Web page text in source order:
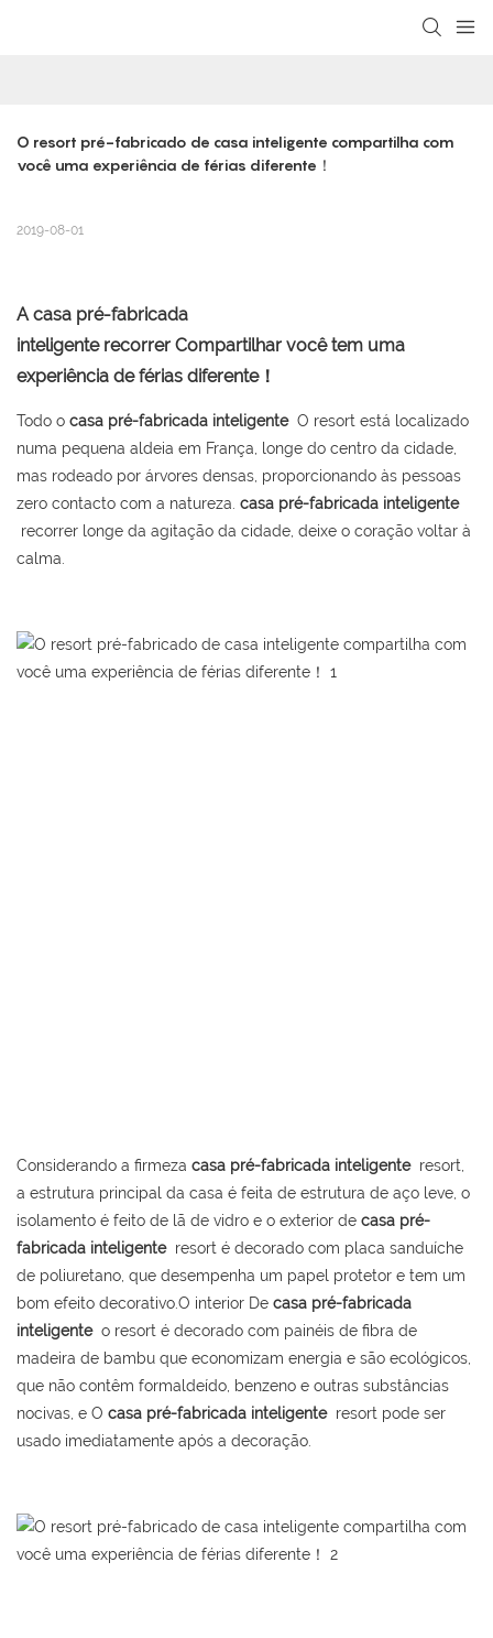
O resort pré-fabricado de casa inteligente compartilha com
você uma experiência de férias diferente！
2019-08-01
A casa pré-fabricada
inteligente recorrer Compartilhar você tem uma
experiência de férias diferente！
Todo o casa pré-fabricada inteligente O resort está localizado
numa pequena aldeia em França, longe do centro da cidade,
mas rodeado por árvores densas, proporcionando às pessoas
zero contacto com a natureza. casa pré-fabricada inteligente
recorrer longe da agitação da cidade, deixe o coração voltar à
calma.
Considerando a firmeza casa pré-fabricada inteligente resort,
a estrutura principal da casa é feita de estrutura de aço leve, o
isolamento é feito de lã de vidro e o exterior de casa pré-
fabricada inteligente resort é decorado com placa sanduíche
de poliuretano, que desempenha um papel protetor e tem um
bom efeito decorativo.O interior De casa pré-fabricada
inteligente o resort é decorado com painéis de fibra de
madeira de bambu que economizam energia e são ecológicos,
que não contêm formaldeído, benzeno e outras substâncias
nocivas, e O casa pré-fabricada inteligente resort pode ser
usado imediatamente após a decoração.